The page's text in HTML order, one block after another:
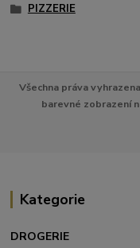
PIZZERIE
Všechna práva
barevné zobrazení
Kategorie
DROGERIE